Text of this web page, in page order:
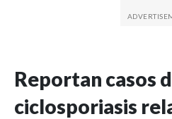
Reportan casos
ciclosporiasis